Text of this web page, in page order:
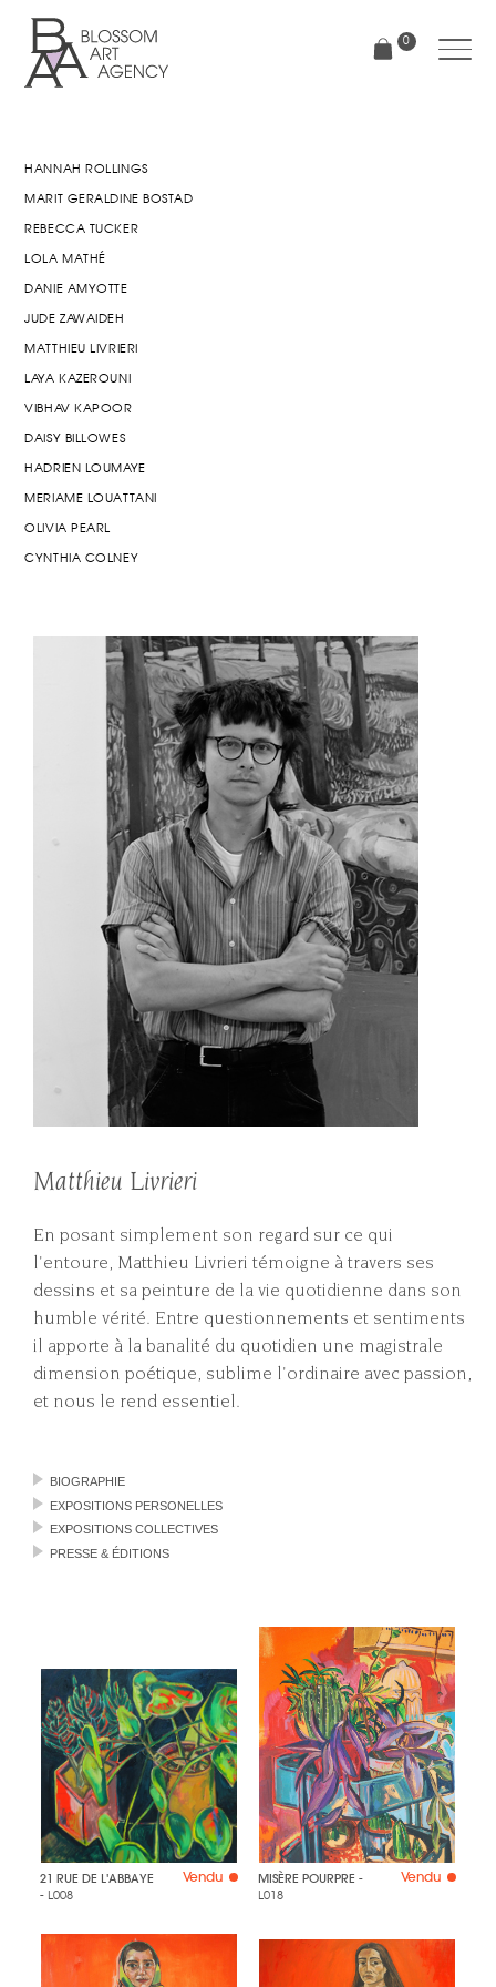
principal
0
HANNAH ROLLINGS
MARIT GERALDINE BOSTAD
REBECCA TUCKER
LOLA MATHÉ
DANIE AMYOTTE
JUDE ZAWAIDEH
MATTHIEU LIVRIERI
LAYA KAZEROUNI
VIBHAV KAPOOR
DAISY BILLOWES
HADRIEN LOUMAYE
MERIAME LOUATTANI
OLIVIA PEARL
CYNTHIA COLNEY
Matthieu Livrieri
En posant simplement son regard sur ce qui
l'entoure, Matthieu Livrieri témoigne à travers ses
dessins et sa peinture de la vie quotidienne dans son
humble vérité. Entre questionnements et sentiments
il apporte à la banalité du quotidien une magistrale
dimension poétique, sublime l'ordinaire avec passion,
et nous le rend essentiel.
BIOGRAPHIE
EXPOSITIONS PERSONELLES
EXPOSITIONS COLLECTIVES
PRESSE & ÉDITIONS
21 RUE DE L'ABBAYE
- L008
Vendu MISÈRE POURPRE -
L018
Vendu